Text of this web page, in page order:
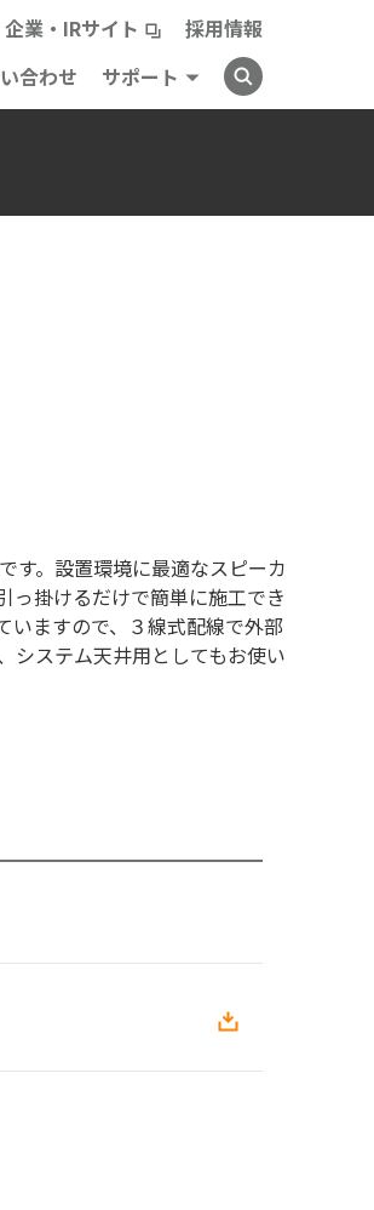
企業・IRサイト
採用情報
合わせ サポート
す。設置環境に最適なスピーカ
っ掛けるだけで簡単に施工でき
いますので、３線式配線で外部
システム天井用としてもお使い